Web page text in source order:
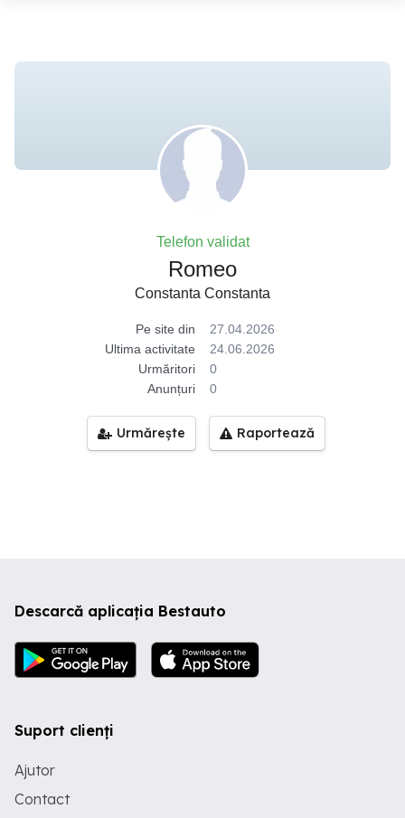
Telefon validat
Romeo
Constanta Constanta
Pe site din
27.04.2026
Ultima activitate
24.06.2026
Urmăritori
0
Anunțuri
0
Urmărește Raportează
Descarcă aplicația Bestauto
Suport clienți
Ajutor
Contact